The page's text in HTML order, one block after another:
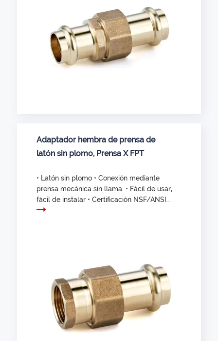
Adaptador hembra de prensa de
latón sin plomo, Prensa X FPT
• Latón sin plomo • Conexión mediante
prensa mecánica sin llama. • Fácil de usar,
fácil de instalar • Certificación NSF/ANSI
61 y NSF/ANSI 372 • Certificado UPC